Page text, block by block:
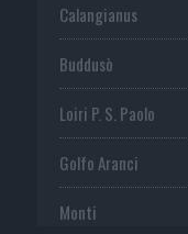
Calangianus
Buddusò
Loiri P. S. Paolo
Golfo Aranci
Monti